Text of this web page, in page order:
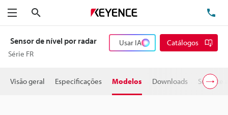
Menu
Sensor de nível por radar
Série FR
Usar IA Catálogos
Visão geral Especificações Modelos Downloads Suporte